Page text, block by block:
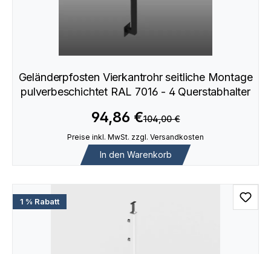
Geländerpfosten Vierkantrohr seitliche Montage
pulverbeschichtet RAL 7016 - 4 Querstabhalter
94,86 €104,00 €
Preise inkl. MwSt. zzgl. Versandkosten
In den Warenkorb
1 % Rabatt